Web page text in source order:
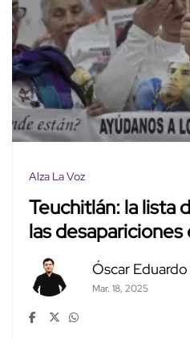
Alza La Voz
Teuchitlán: la lista
las desapariciones
Óscar
Mar. 18, 2025